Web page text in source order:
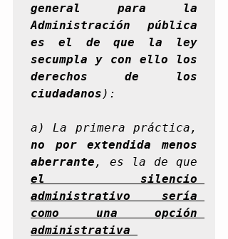
general para la
Administración pública
es el de que la ley
secumpla y con ello los
derechos de los
ciudadanos):
no por extendida menos
aberrante
el silencio
administrativo sería
como una opción
administrativa